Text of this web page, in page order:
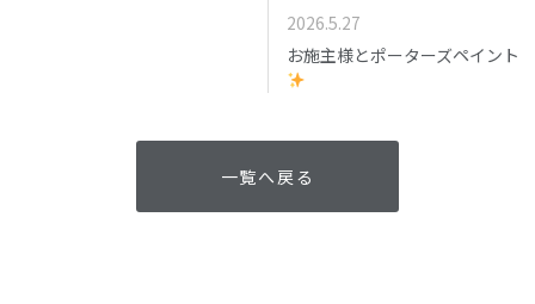
2026.5.27
お施主様とポーターズペイント
一覧へ戻る